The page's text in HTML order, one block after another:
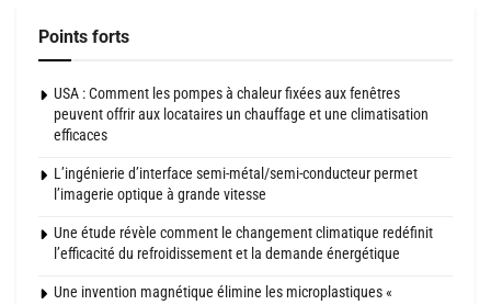
Points forts
USA : Comment les pompes à chaleur fixées aux fenêtres
peuvent offrir aux locataires un chauffage et une climatisation
efficaces
L’ingénierie d’interface semi-métal/semi-conducteur permet
l’imagerie optique à grande vitesse
Une étude révèle comment le changement climatique redéfinit
l’efficacité du refroidissement et la demande énergétique
Une invention magnétique élimine les microplastiques «